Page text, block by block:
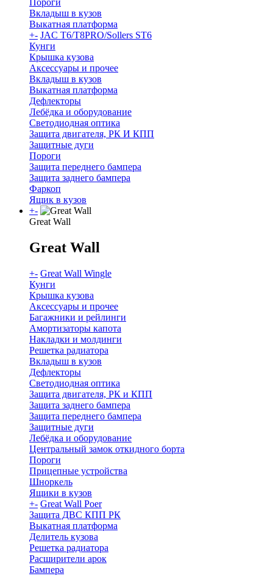
Пороги
Вкладыш в кузов
Выкатная платформа
+- JAC T6/T8PRO/Sollers ST6
Кунги
Крышка кузова
Аксессуары и прочее
Вкладыш в кузов
Выкатная платформа
Дефлекторы
Лебёдка и оборудование
Светодиодная оптика
Защита двигателя, РК И КПП
Защитные дуги
Пороги
Защита переднего бампера
Защита заднего бампера
Фаркоп
Ящик в кузов
+-
Great Wall
Great Wall
+- Great Wall Wingle
Кунги
Крышка кузова
Аксессуары и прочее
Багажники и рейлинги
Амортизаторы капота
Накладки и молдинги
Решетка радиатора
Вкладыш в кузов
Дефлекторы
Светодиодная оптика
Защита двигателя, РК и КПП
Защита заднего бампера
Защита переднего бампера
Защитные дуги
Лебёдка и оборудование
Центральный замок откидного борта
Пороги
Прицепные устройства
Шноркель
Ящики в кузов
+- Great Wall Poer
Защита ДВС КПП РК
Выкатная платформа
Делитель кузова
Решетка радиатора
Расширители арок
Бампера